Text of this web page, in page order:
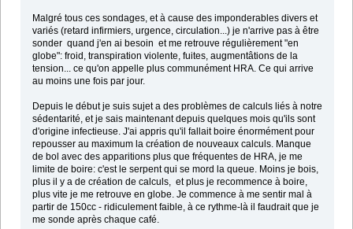
Malgré tous ces sondages, et à cause des imponderables divers et
variés (retard infirmiers, urgence, circulation...) je n'arrive pas à être
sonder quand j'en ai besoin et me retrouve régulièrement "en
globe": froid, transpiration violente, fuites, augmentâtions de la
tension... ce qu'on appelle plus communément HRA. Ce qui arrive
au moins une fois par jour.
Depuis le début je suis sujet a des problèmes de calculs liés à notre
sédentarité, et je sais maintenant depuis quelques mois qu'ils sont
d'origine infectieuse. J'ai appris qu'il fallait boire énormément pour
repousser au maximum la création de nouveaux calculs. Manque
de bol avec des apparitions plus que fréquentes de HRA, je me
limite de boire: c'est le serpent qui se mord la queue. Moins je bois,
plus il y a de création de calculs, et plus je recommence à boire,
plus vite je me retrouve en globe. Je commence à me sentir mal à
partir de 150cc - ridiculement faible, à ce rythme-là il faudrait que je
me sonde après chaque café.